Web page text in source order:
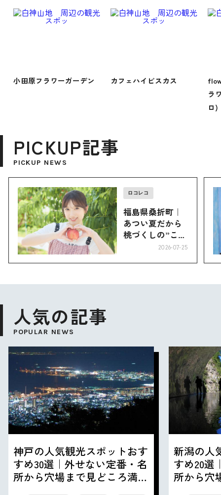
小田原フラワーガーデン カフェハイビスカス
ラ
ロ)
PICKUP記事
PICKUP NEWS
ロコレコ
福島県桑折町｜
あつい夏だから
桃づくしの”こお
2026-07-25
人気の記事
POPULAR NEWS
神戸の人気観光スポットおす
すめ30選｜外せない定番・名
所から穴場まで見どころ満載
新潟の人
すめ20選
所から穴